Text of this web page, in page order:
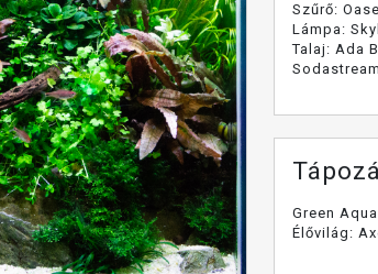
Szűrő:
Lámpa:
Talaj: Ada
Green
Élővilág: